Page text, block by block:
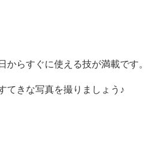
からすぐに使える技が満載です。
てきな写真を撮りましょう♪